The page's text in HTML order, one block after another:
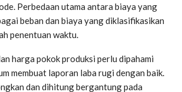
Perbedaan utama antara biaya yang
beban dan biaya yang diklasifikasikan
penentuan waktu.
harga pokok produksi perlu dipahami
membuat laporan laba rugi dengan baik.
dan dihitung bergantung pada